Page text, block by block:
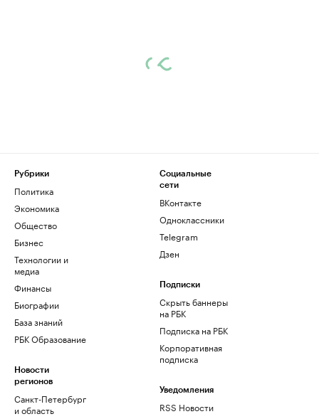
Рубрики
Политика
Экономика
Общество
Бизнес
Технологии и
медиа
Финансы
Биографии
База знаний
РБК Образование
Новости
регионов
Санкт-Петербург
и область
Социальные
сети
ВКонтакте
Одноклассники
Telegram
Дзен
Подписки
Скрыть баннеры
на РБК
Подписка на РБК
Корпоративная
подписка
Уведомления
RSS Новости